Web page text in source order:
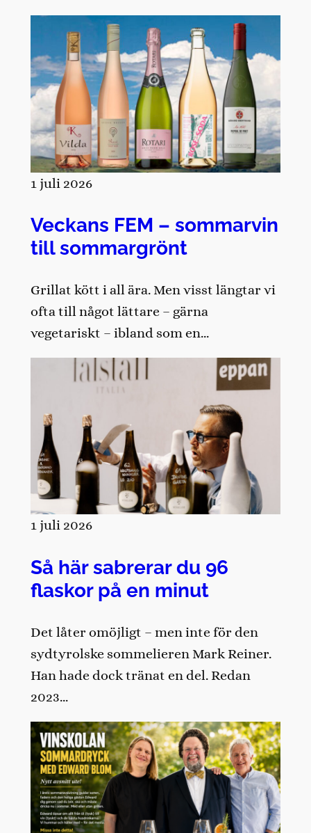
1 juli 2026
Veckans FEM – sommarvin
till sommargrönt
Grillat kött i all ära. Men visst längtar vi
ofta till något lättare – gärna
vegetariskt – ibland som en…
1 juli 2026
Så här sabrerar du 96
flaskor på en minut
Det låter omöjligt – men inte för den
sydtyrolske sommelieren Mark Reiner.
Han hade dock tränat en del. Redan
2023…